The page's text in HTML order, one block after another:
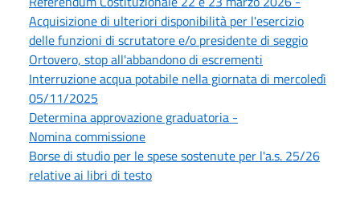
Acquisizione di ulteriori disponibilità per l'esercizio
delle funzioni di scrutatore e/o presidente di seggio
Ortovero, stop all'abbandono di escrementi
Interruzione acqua potabile nella giornata di mercoledì
05/11/2025
Determina approvazione graduatoria -
Nomina commissione
Borse di studio per le spese sostenute per l'a.s. 25/26
relative ai libri di testo